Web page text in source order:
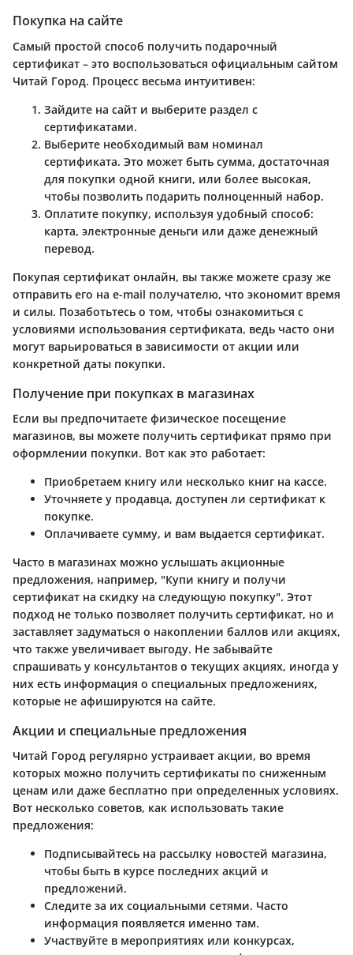
Покупка на сайте
Самый простой способ получить подарочный
сертификат – это воспользоваться официальным сайтом
Читай Город. Процесс весьма интуитивен:
Зайдите на сайт и выберите раздел с
сертификатами.
Выберите необходимый вам номинал
сертификата. Это может быть сумма, достаточная
для покупки одной книги, или более высокая,
чтобы позволить подарить полноценный набор.
Оплатите покупку, используя удобный способ:
карта, электронные деньги или даже денежный
перевод.
Покупая сертификат онлайн, вы также можете сразу же
отправить его на e-mail получателю, что экономит время
и силы. Позаботьтесь о том, чтобы ознакомиться с
условиями использования сертификата, ведь часто они
могут варьироваться в зависимости от акции или
конкретной даты покупки.
Получение при покупках в магазинах
Если вы предпочитаете физическое посещение
магазинов, вы можете получить сертификат прямо при
оформлении покупки. Вот как это работает:
Приобретаем книгу или несколько книг на кассе.
Уточняете у продавца, доступен ли сертификат к
покупке.
Оплачиваете сумму, и вам выдается сертификат.
Часто в магазинах можно услышать акционные
предложения, например, "Купи книгу и получи
сертификат на скидку на следующую покупку". Этот
подход не только позволяет получить сертификат, но и
заставляет задуматься о накоплении баллов или акциях,
что также увеличивает выгоду. Не забывайте
спрашивать у консультантов о текущих акциях, иногда у
них есть информация о специальных предложениях,
которые не афишируются на сайте.
Акции и специальные предложения
Читай Город регулярно устраивает акции, во время
которых можно получить сертификаты по сниженным
ценам или даже бесплатно при определенных условиях.
Вот несколько советов, как использовать такие
предложения:
Подписывайтесь на рассылку новостей магазина,
чтобы быть в курсе последних акций и
предложений.
Следите за их социальными сетями. Часто
информация появляется именно там.
Участвуйте в мероприятиях или конкурсах,